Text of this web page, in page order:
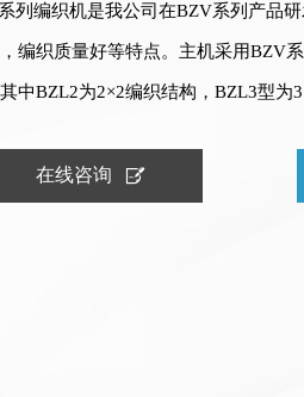
列编织机是我公司在BZV系列产品
编织质量好等特点。主机采用BZV
中BZL2为2×2编织结构，BZL3型为
在线咨询 